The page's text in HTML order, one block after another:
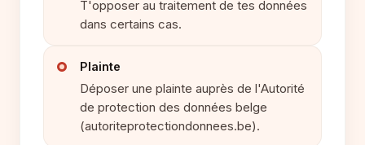
T'opposer au traitement de tes données
dans certains cas.
Plainte
Déposer une plainte auprès de l'Autorité
de protection des données belge
(autoriteprotectiondonnees.be).